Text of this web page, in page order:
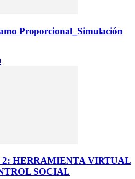
Proporcional_Simulación
2: HERRAMIENTA VIRTUAL
SOCIAL